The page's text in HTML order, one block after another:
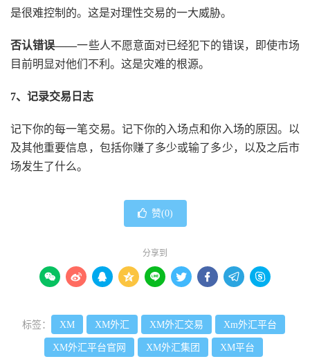
是很难控制的。这是对理性交易的一大威胁。
否认错误——一些人不愿意面对已经犯下的错误，即使市场
目前明显对他们不利。这是灾难的根源。
7、记录交易日志
记下你的每一笔交易。记下你的入场点和你入场的原因。以
及其他重要信息，包括你赚了多少或输了多少，以及之后市
场发生了什么。
赞(0)
分享到
        
标签： XM XM外汇 XM外汇交易 Xm外汇平台
XM外汇平台官网 XM外汇集团 XM平台